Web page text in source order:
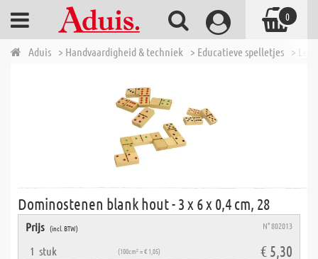
Aduis > Handvaardigheid & techniek > Educatieve spelletjes >
Dominostenen blank hout - 3 x 6 x 0,4 cm, 28
Prijs (incl. BTW) N° 802013
1 stuk (100cm² = € 1,05) € 5,30
0